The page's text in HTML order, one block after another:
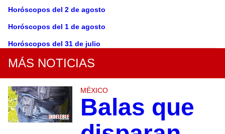
Horóscopos del 2 de agosto
Horóscopos del 1 de agosto
Horóscopos del 31 de julio
MÁS NOTICIAS
MÉXICO
Balas que